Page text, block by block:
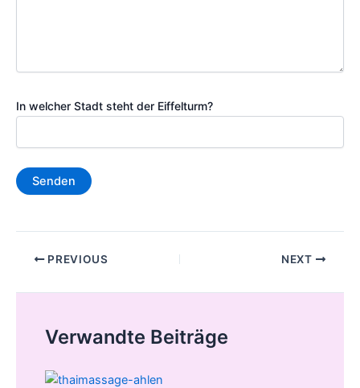
In welcher Stadt steht der Eiffelturm?
Post PREVIOUS NEXT
Verwandte Beiträge